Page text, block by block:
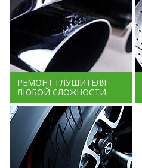
РЕМОНТ ГЛУШИТЕЛЯ
ЛЮБОЙ СЛОЖНОСТИ